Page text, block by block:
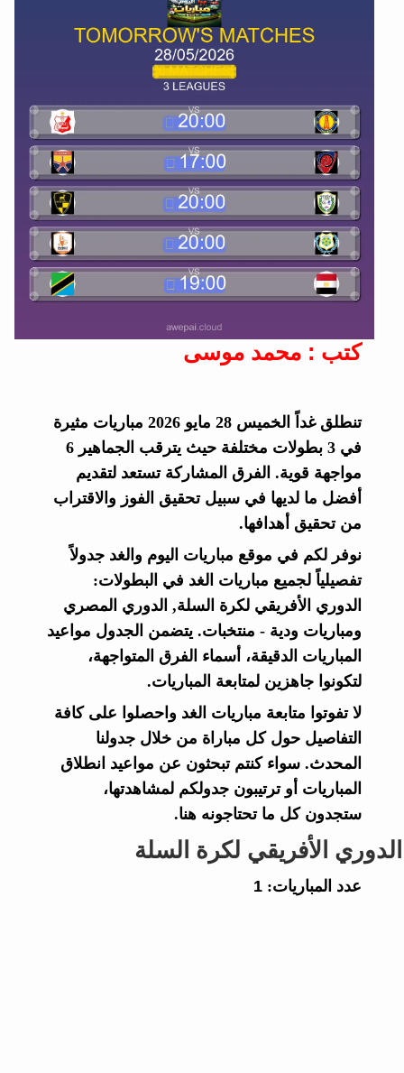
كتب : محمد موسى
تنطلق غداً الخميس 28 مايو 2026 مباريات مثيرة
في 3 بطولات مختلفة حيث يترقب الجماهير 6
مواجهة قوية. الفرق المشاركة تستعد لتقديم
أفضل ما لديها في سبيل تحقيق الفوز والاقتراب
من تحقيق أهدافها.
نوفر لكم في موقع مباريات اليوم والغد جدولاً
تفصيلياً لجميع مباريات الغد في البطولات:
الدوري الأفريقي لكرة السلة, الدوري المصري
ومباريات ودية - منتخبات. يتضمن الجدول مواعيد
المباريات الدقيقة، أسماء الفرق المتواجهة،
لتكونوا جاهزين لمتابعة المباريات.
لا تفوتوا متابعة مباريات الغد واحصلوا على كافة
التفاصيل حول كل مباراة من خلال جدولنا
المحدث. سواء كنتم تبحثون عن مواعيد انطلاق
المباريات أو ترتيبون جدولكم لمشاهدتها،
ستجدون كل ما تحتاجونه هنا.
الدوري الأفريقي لكرة السلة
عدد المباريات:1